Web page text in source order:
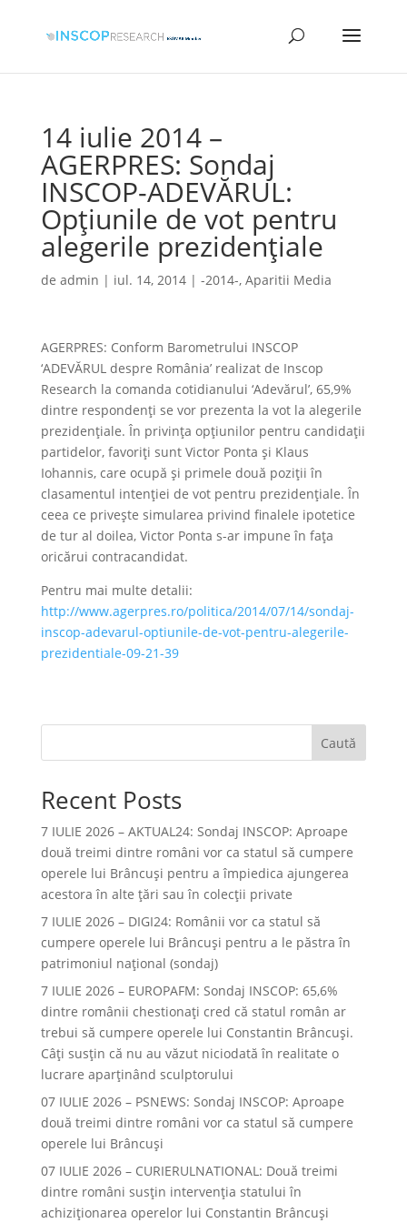
14 iulie 2014 –
AGERPRES: Sondaj
INSCOP-ADEVĂRUL:
Opțiunile de vot pentru
alegerile prezidențiale
de admin | iul. 14, 2014| -2014-, Aparitii Media
AGERPRES: Conform Barometrului INSCOP
‘ADEVĂRUL despre România’ realizat de Inscop
Research la comanda cotidianului ‘Adevărul’, 65,9%
dintre respondenți se vor prezenta la vot la alegerile
prezidențiale. În privința opțiunilor pentru candidații
partidelor, favoriți sunt Victor Ponta și Klaus
Iohannis, care ocupă și primele două poziții în
clasamentul intenției de vot pentru prezidențiale. În
ceea ce privește simularea privind finalele ipotetice
de tur al doilea, Victor Ponta s-ar impune în fața
oricărui contracandidat.
Pentru mai multe detalii:
http://www.agerpres.ro/politica/2014/07/14/sondaj-
inscop-adevarul-optiunile-de-vot-pentru-alegerile-
prezidentiale-09-21-39
Caută
Recent Posts
7 IULIE 2026 – AKTUAL24: Sondaj INSCOP: Aproape
două treimi dintre români vor ca statul să cumpere
operele lui Brâncuşi pentru a împiedica ajungerea
acestora în alte ţări sau în colecţii private
7 IULIE 2026 – DIGI24: Românii vor ca statul să
cumpere operele lui Brâncuși pentru a le păstra în
patrimoniul național (sondaj)
7 IULIE 2026 – EUROPAFM: Sondaj INSCOP: 65,6%
dintre românii chestionați cred că statul român ar
trebui să cumpere operele lui Constantin Brâncuși.
Câți susțin că nu au văzut niciodată în realitate o
lucrare aparținând sculptorului
07 IULIE 2026 – PSNEWS: Sondaj INSCOP: Aproape
două treimi dintre români vor ca statul să cumpere
operele lui Brâncuși
07 IULIE 2026 – CURIERULNATIONAL: Două treimi
dintre români susțin intervenția statului în
achiziționarea operelor lui Constantin Brâncuși